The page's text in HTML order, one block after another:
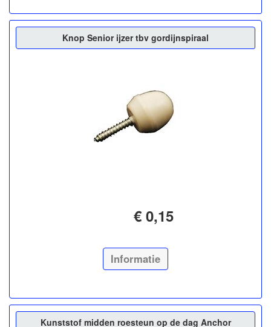
Knop Senior ijzer tbv gordijnspiraal
€ 0,15
Informatie
Kunststof midden roesteun op de dag Anchor